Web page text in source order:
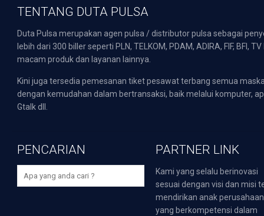
TENTANG DUTA PULSA
Duta Pulsa merupakan agen pulsa / distributor pulsa sebagai
lebih dari 300 biller seperti PLN, TELKOM, PDAM, ADIRA, FIF,
macam produk dan layanan lainnya.
Kini juga tersedia pemesanan tiket pesawat terbang semua
dengan kemudahan dalam bertransaksi, baik melalui komputer,
Gtalk dll.
PENCARIAN PARTNER LINK
Kami yang selalu berinovasi
sesuai dengan visi dan misi
mendirikan anak perusahaan
yang berkompetensi dalam